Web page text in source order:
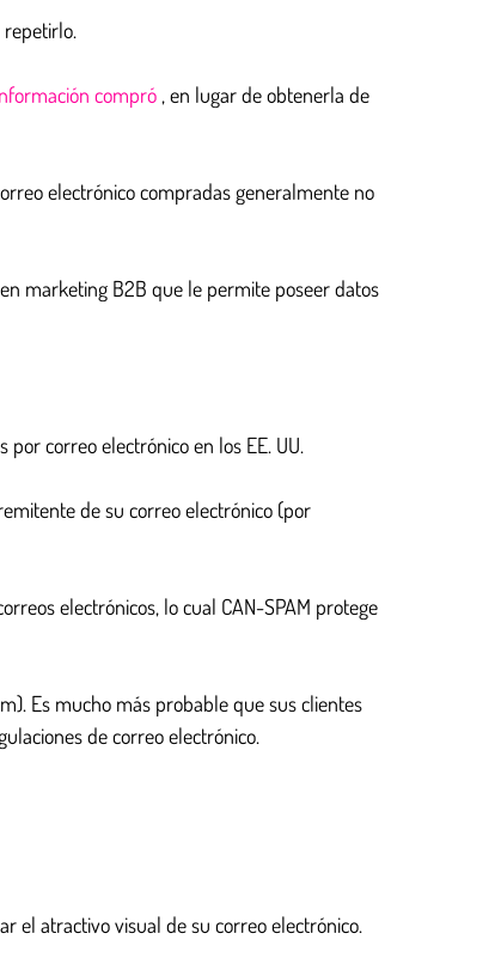
compró , en lugar de obtenerla de
electrónico compradas generalmente no
marketing B2B que le permite poseer datos
correo electrónico en los EE. UU.
de su correo electrónico (por
electrónicos, lo cual CAN-SPAM protege
Es mucho más probable que sus clientes
de correo electrónico.
el atractivo visual de su correo electrónico.